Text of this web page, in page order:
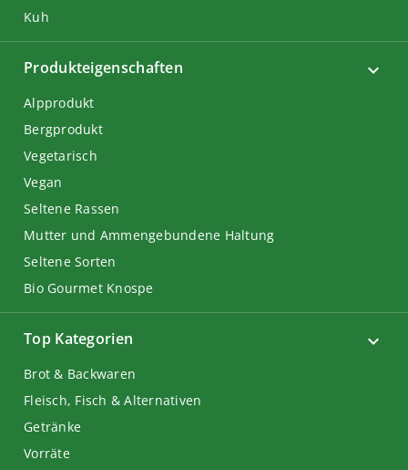
Kuh
Top Kategorien
Brot & Backwaren
Fleisch, Fisch & Alternativen
Getränke
Vorräte
Produkteigenschaften
Alpprodukt
Bergprodukt
Vegetarisch
Vegan
Seltene Rassen
Mutter und Ammengebundene Haltung
Seltene Sorten
Bio Gourmet Knospe